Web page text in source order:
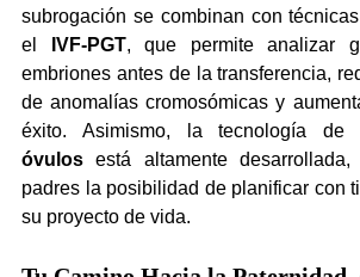
subrogación se combinan con
el
IVF-PGT, que permite analizar
embriones antes de la transferencia,
de anomalías cromosómicas y
éxito. Asimismo, la tecnología
óvulos está altamente
padres la posibilidad de planificar con
su proyecto de vida.